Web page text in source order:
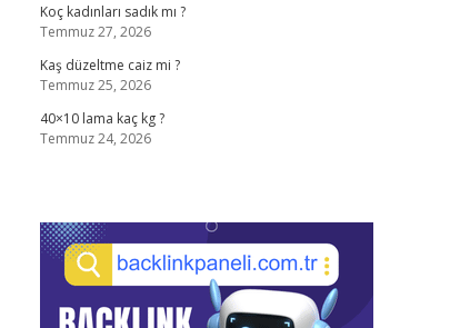
Koç kadınları sadık mı ?
Temmuz 27, 2026
Kaş düzeltme caiz mi ?
Temmuz 25, 2026
40×10 lama kaç kg ?
Temmuz 24, 2026